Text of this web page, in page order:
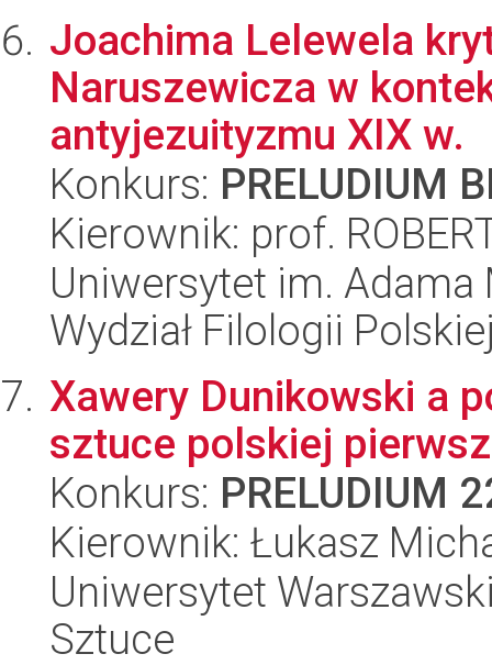
Joachima Lelewela
Naruszewicza w
antyjezuityzmu XIX w.
Konkurs: PRELUDIUM
Kierownik: prof.
Uniwersytet im.
Wydział Filologii
Xawery Dunikowski a
sztuce polskiej
Konkurs: PRELUDIUM
Kierownik: Łukasz
Uniwersytet
Sztuce